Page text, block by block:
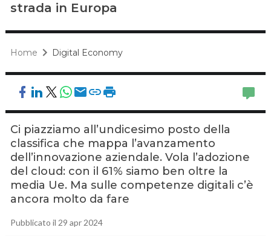
strada in Europa
Home Digital Economy
Ci piazziamo all’undicesimo posto della
classifica che mappa l’avanzamento
dell’innovazione aziendale. Vola l’adozione
del cloud: con il 61% siamo ben oltre la
media Ue. Ma sulle competenze digitali c’è
ancora molto da fare
Pubblicato il 29 apr 2024